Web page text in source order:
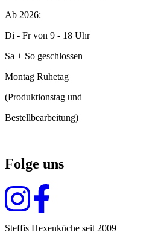
Ab 2026:
Di - Fr von 9 - 18 Uhr
Sa + So geschlossen
Montag Ruhetag
(Produktionstag und
Bestellbearbeitung)
Folge uns
Steffis Hexenküche seit 2009